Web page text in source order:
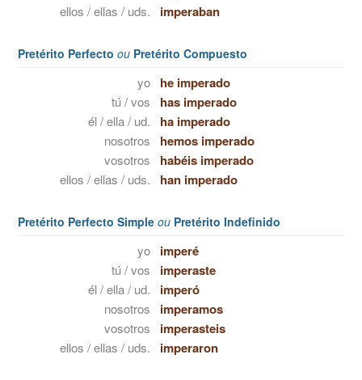
ellos / ellas / uds. imperaban
Pretérito Perfecto ou Pretérito Compuesto
yo he imperado
tú / vos has imperado
él / ella / ud. ha imperado
nosotros hemos imperado
vosotros habéis imperado
ellos / ellas / uds. han imperado
Pretérito Perfecto Simple ou Pretérito Indefinido
yo imperé
tú / vos imperaste
él / ella / ud. imperó
nosotros imperamos
vosotros imperasteis
ellos / ellas / uds. imperaron